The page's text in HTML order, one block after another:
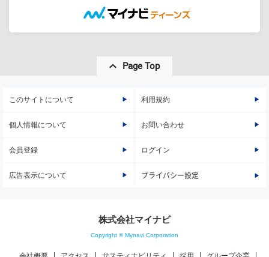
Page Top
このサイトについて 利用規約
個人情報について お問い合わせ
会員登録 ログイン
広告表示について プライバシー設定
株式会社マイナビ
Copyright © Mynavi Corporation